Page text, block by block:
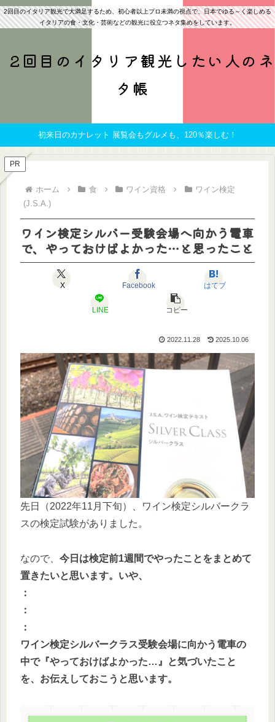
2回目のイタリア観光で大満足するため、初心者以上プロ未満の視点で、日本でゆる～く楽しめる
イタリアの食・文化・芸術などの観光に役立つネタ集めをしています。
2回目のイタリア観光したい人のネ
タ帳
初来日のカナレット 展覧会もグルメも、120％楽しむ！
PR
ホーム 食 ワイン資格
ワイン検定
(J.S.A.)
ワイン検定シルバー受験会場へ向かう電車
で、やっておけばよかった…と思ったこと
X Facebook はてブ
LINE コピー
2022.11.28 2025.10.06
先日（2022年11月下旬）、ワイン検定シルバークラ
スの検定試験がありました。
なので、 今日は検定前1週間でやったことをまとめて
置きたいと思います。いや、
：
：
：
ワイン検定シルバークラス受験会場に向かう電車の
中で『やっておけばよかった…』と気づいたこと
を、お伝えしておこうと思います。